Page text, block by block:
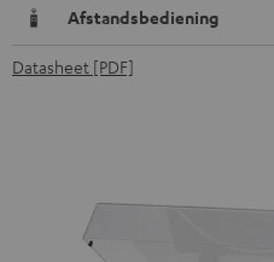
Afstandsbediening
Datasheet [PDF]